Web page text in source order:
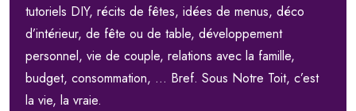
tutoriels DIY, récits de fêtes, idées de menus, déco
d’intérieur, de fête ou de table, développement
personnel, vie de couple, relations avec la famille,
budget, consommation, … Bref. Sous Notre Toit, c’est
la vie, la vraie.